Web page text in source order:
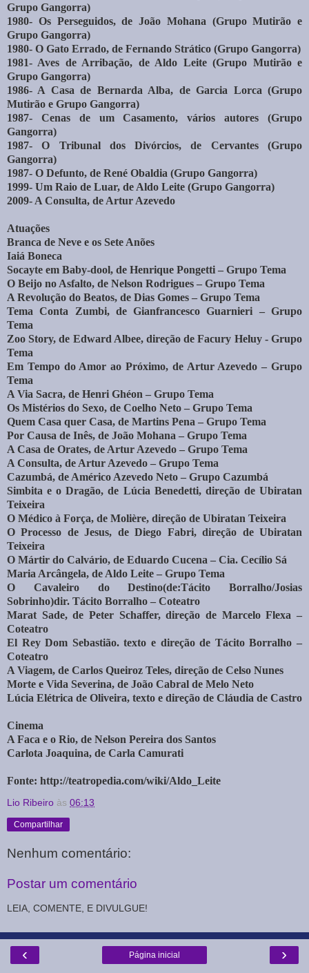
Grupo Gangorra)
1980- Os Perseguidos, de João Mohana (Grupo Mutirão e
Grupo Gangorra)
1980- O Gato Errado, de Fernando Strático (Grupo Gangorra)
1981- Aves de Arribação, de Aldo Leite (Grupo Mutirão e
Grupo Gangorra)
1986- A Casa de Bernarda Alba, de Garcia Lorca (Grupo
Mutirão e Grupo Gangorra)
1987- Cenas de um Casamento, vários autores (Grupo
Gangorra)
1987- O Tribunal dos Divórcios, de Cervantes (Grupo
Gangorra)
1987- O Defunto, de René Obaldia (Grupo Gangorra)
1999- Um Raio de Luar, de Aldo Leite (Grupo Gangorra)
2009- A Consulta, de Artur Azevedo
Atuações
Branca de Neve e os Sete Anões
Iaiá Boneca
Socayte em Baby-dool, de Henrique Pongetti – Grupo Tema
O Beijo no Asfalto, de Nelson Rodrigues – Grupo Tema
A Revolução do Beatos, de Dias Gomes – Grupo Tema
Tema Conta Zumbi, de Gianfrancesco Guarnieri – Grupo
Tema
Zoo Story, de Edward Albee, direção de Facury Heluy - Grupo
Tema
Em Tempo do Amor ao Próximo, de Artur Azevedo – Grupo
Tema
A Via Sacra, de Henri Ghéon – Grupo Tema
Os Mistérios do Sexo, de Coelho Neto – Grupo Tema
Quem Casa quer Casa, de Martins Pena – Grupo Tema
Por Causa de Inês, de João Mohana – Grupo Tema
A Casa de Orates, de Artur Azevedo – Grupo Tema
A Consulta, de Artur Azevedo – Grupo Tema
Cazumbá, de Américo Azevedo Neto – Grupo Cazumbá
Simbita e o Dragão, de Lúcia Benedetti, direção de Ubiratan
Teixeira
O Médico à Força, de Molière, direção de Ubiratan Teixeira
O Processo de Jesus, de Diego Fabri, direção de Ubiratan
Teixeira
O Mártir do Calvário, de Eduardo Cucena – Cia. Cecílio Sá
Maria Arcângela, de Aldo Leite – Grupo Tema
O Cavaleiro do Destino(de:Tácito Borralho/Josias
Sobrinho)dir. Tácito Borralho – Coteatro
Marat Sade, de Peter Schaffer, direção de Marcelo Flexa –
Coteatro
El Rey Dom Sebastião. texto e direção de Tácito Borralho –
Coteatro
A Viagem, de Carlos Queiroz Teles, direção de Celso Nunes
Morte e Vida Severina, de João Cabral de Melo Neto
Lúcia Elétrica de Oliveira, texto e direção de Cláudia de Castro
Cinema
A Faca e o Rio, de Nelson Pereira dos Santos
Carlota Joaquina, de Carla Camurati
Fonte: http://teatropedia.com/wiki/Aldo_Leite
Lio Ribeiro às 06:13
Compartilhar
Nenhum comentário:
Postar um comentário
LEIA, COMENTE, E DIVULGUE!
‹ ›
Página inicial